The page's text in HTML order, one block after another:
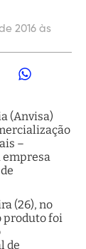
2016 às
(Anvisa)
–
empresa
(26), no
produto foi
de